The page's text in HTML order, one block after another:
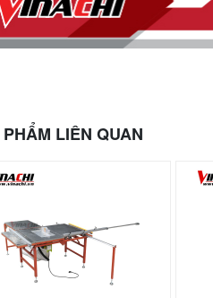
LIÊN QUAN